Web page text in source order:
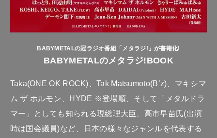
BABYMETALの冠ラジオ番組「メタラジ!」が書籍化!
BABYMETALのメタラジ!BOOK
Taka(ONE OK ROCK)、Tak Matsumoto(B’z)、マキシマ
ム ザ ホルモン、HYDE ※登場順、そして「メタルドラ
マー」としても知られる現総理大臣、高市早苗氏(出演
時は国会議員)など、日本の様々なジャンルを代表する